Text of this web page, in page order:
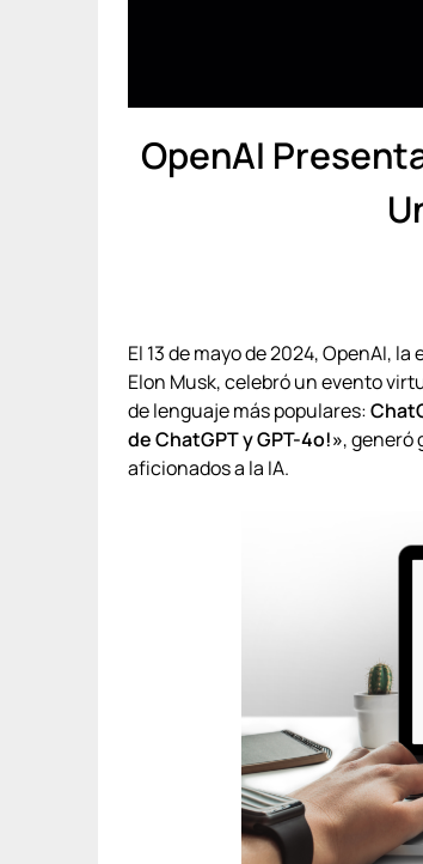
OpenAI
El 13 de mayo de 2024, OpenAI,
Elon Musk, celebró un evento
de lenguaje más populares:
de ChatGPT y GPT-4o!», generó
aficionados a la IA.